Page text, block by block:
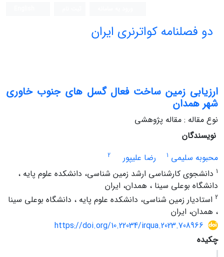
دو فصلنامه کواترنری ایران
ارزیابی زمین ساخت فعال گسل های جنوب خاوری
شهر همدان
نوع مقاله : مقاله پژوهشی
نویسندگان
محبوبه سلیمی 1 رضا علیپور
2
1 دانشجوی کارشناسی ارشد زمین شناسی، دانشکده علوم پایه ،
دانشگاه بوعلی سینا ، همدان، ایران
2 استادیار زمین شناسی، دانشکده علوم پایه ، دانشگاه بوعلی سینا
، همدان، ایران
https://doi.org/10.22034/irqua.2023.708966
چکیده